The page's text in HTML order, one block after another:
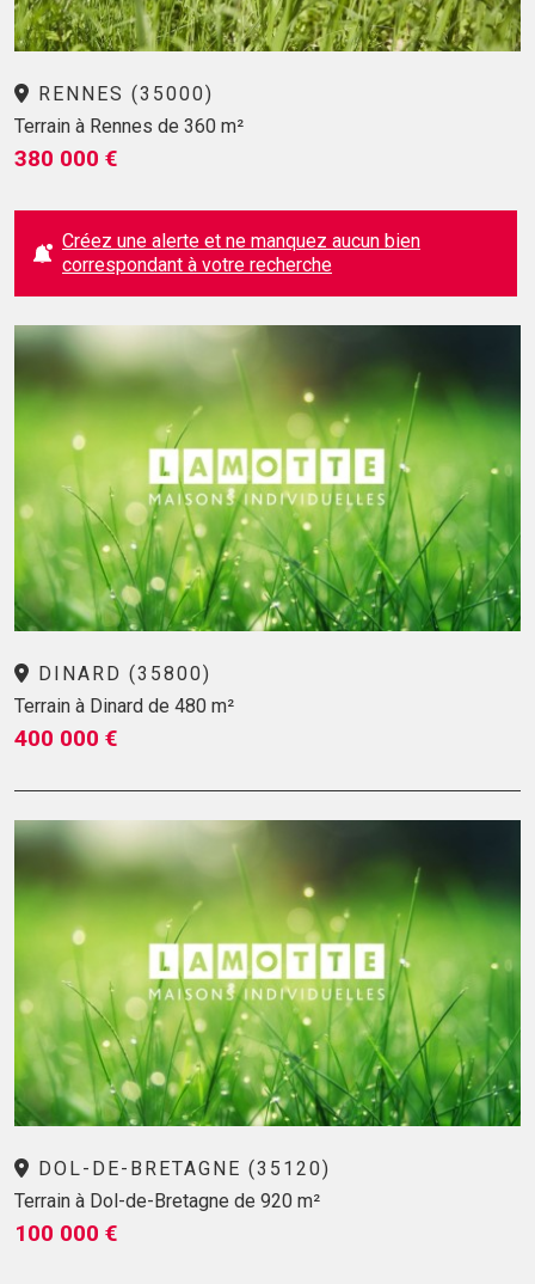
RENNES (35000)
Terrain à Rennes de 360 m²
380 000 €
Créez une alerte et ne manquez aucun bien
correspondant à votre recherche
DINARD (35800)
Terrain à Dinard de 480 m²
400 000 €
DOL-DE-BRETAGNE (35120)
Terrain à Dol-de-Bretagne de 920 m²
100 000 €